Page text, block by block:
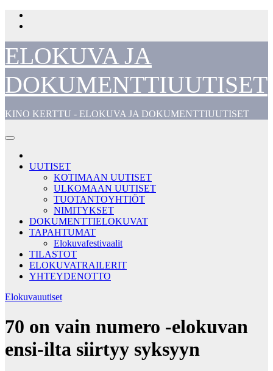
Skip
ELOKUVA JA
DOKUMENTTIUUTISET
KINO KERTTU - ELOKUVA JA DOKUMENTTIUUTISET
UUTISET
KOTIMAAN UUTISET
ULKOMAAN UUTISET
TUOTANTOYHTIÖT
NIMITYKSET
DOKUMENTTIELOKUVAT
TAPAHTUMAT
Elokuvafestivaalit
TILASTOT
ELOKUVATRAILERIT
YHTEYDENOTTO
Elokuvauutiset
70 on vain numero -elokuvan
ensi-ilta siirtyy syksyyn